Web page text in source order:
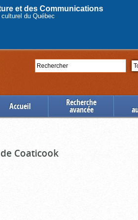
et des Communications
du Québec
Rechercher
Accueil Recherche
avancée
Coaticook